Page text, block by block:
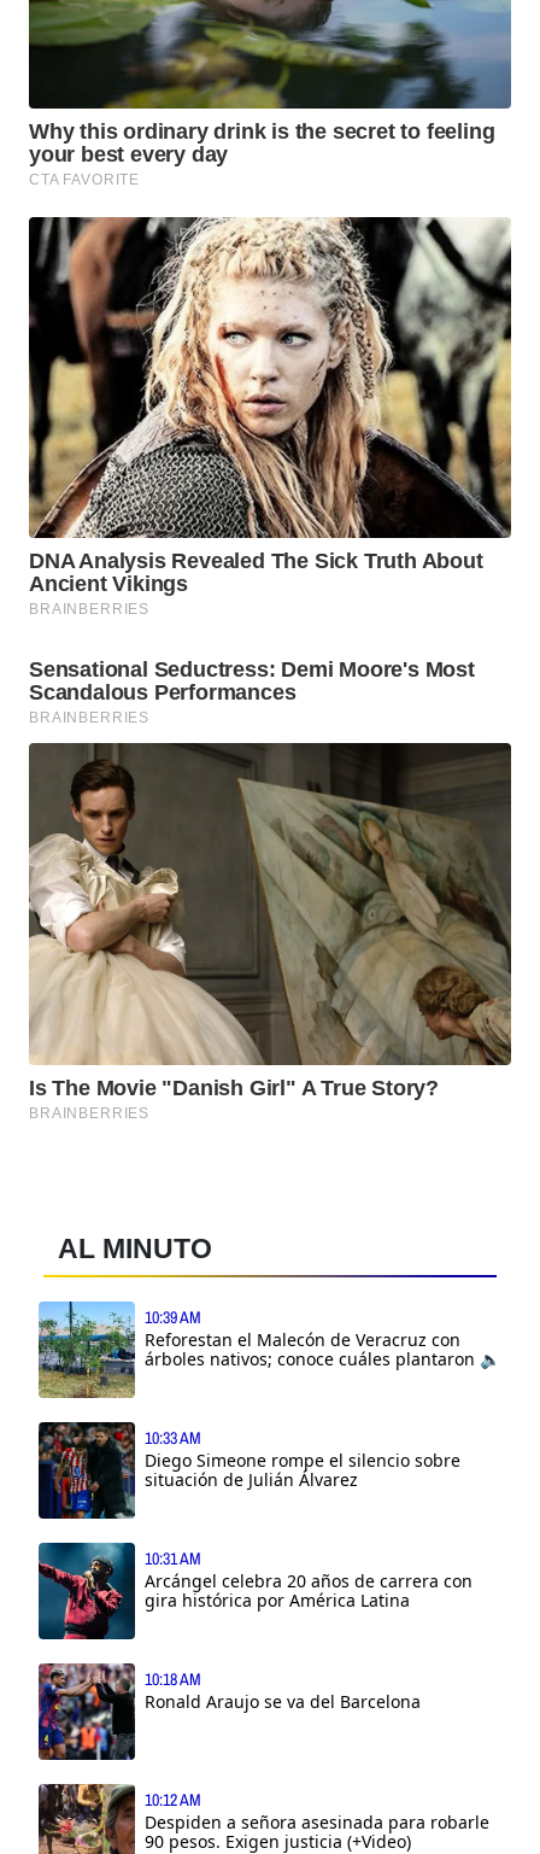
AL MINUTO
10:39 AM
Reforestan el Malecón de Veracruz con
árboles nativos; conoce cuáles plantaron 🔈
10:33 AM
Diego Simeone rompe el silencio sobre
situación de Julián Álvarez
10:31 AM
Arcángel celebra 20 años de carrera con
gira histórica por América Latina
10:18 AM
Ronald Araujo se va del Barcelona
10:12 AM
Despiden a señora asesinada para robarle
90 pesos. Exigen justicia (+Video)